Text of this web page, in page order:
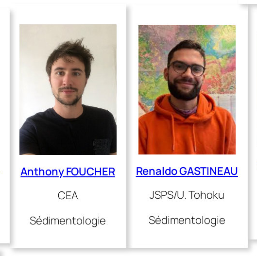
Anthony FOUCHER
CEA
Sédimentologie
Renaldo GASTINEAU
JSPS/U. Tohoku
Sédimentologie